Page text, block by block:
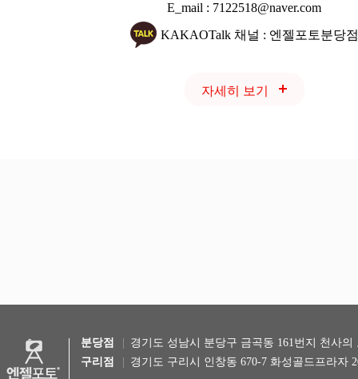
E_mail : 7122518@naver.com
KAKAOTalk 채널 : 엔젤포토분당
자세히 보기
분당점
경기도 성남시 분당구 금곡동 161번지 천사
구리점
경기도 구리시 인창동 670-7 화성골드프라자